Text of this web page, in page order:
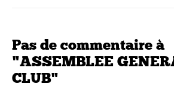
Pas de commentaire à
"ASSEMBLEE
CLUB"